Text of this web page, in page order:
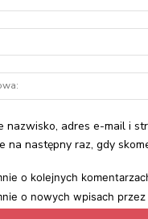
nazwisko, adres e-mail i
na następny raz, gdy
o kolejnych
o nowych wpisach przez